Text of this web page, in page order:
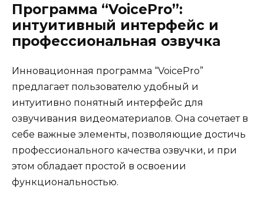
Программа “VoicePro”:
интуитивный интерфейс и
профессиональная озвучка
Инновационная программа “VoicePro”
предлагает пользователю удобный и
интуитивно понятный интерфейс для
озвучивания видеоматериалов. Она сочетает в
себе важные элементы, позволяющие достичь
профессионального качества озвучки, и при
этом обладает простой в освоении
функциональностью.